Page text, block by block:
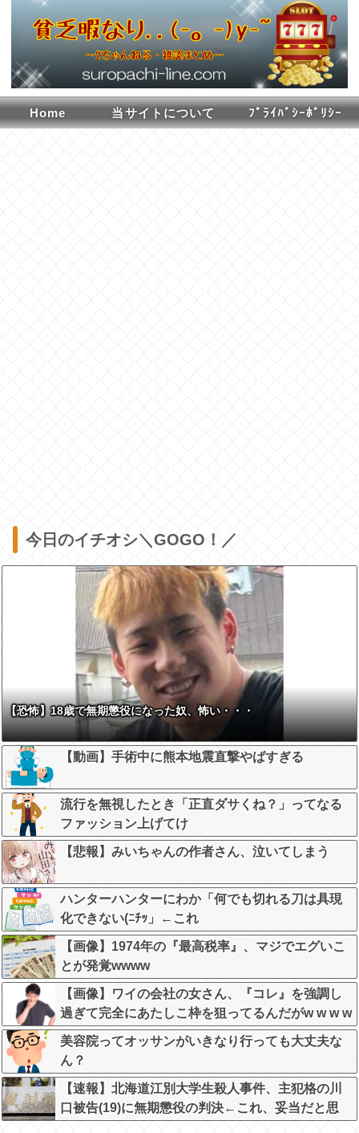
Home 当サイトについて ﾌﾟﾗｲﾊﾞｼｰﾎﾟﾘｼｰ
今日のイチオシ＼GOGO！／
【恐怖】18歳で無期懲役になった奴、怖い・・・
【動画】手術中に熊本地震直撃やばすぎる
流行を無視したとき「正直ダサくね？」ってなる
ファッション上げてけ
【悲報】みいちゃんの作者さん、泣いてしまう
ハンターハンターにわか「何でも切れる刀は具現
化できない(ﾆﾁｯ」←これ
【画像】1974年の『最高税率』、マジでエグいこ
とが発覚wwww
【画像】ワイの会社の女さん、『コレ』を強調し
過ぎて完全にあたしこ枠を狙ってるんだがw w w w
w w w w w w w w
美容院ってオッサンがいきなり行っても大丈夫な
ん？
【速報】北海道江別大学生殺人事件、主犯格の川
口被告(19)に無期懲役の判決←これ、妥当だと思